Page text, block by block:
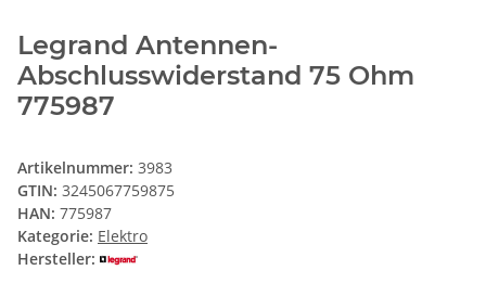
Legrand Antennen-
Abschlusswiderstand 75 Ohm
775987
Artikelnummer: 3983
GTIN: 3245067759875
HAN: 775987
Kategorie: Elektro
Hersteller: